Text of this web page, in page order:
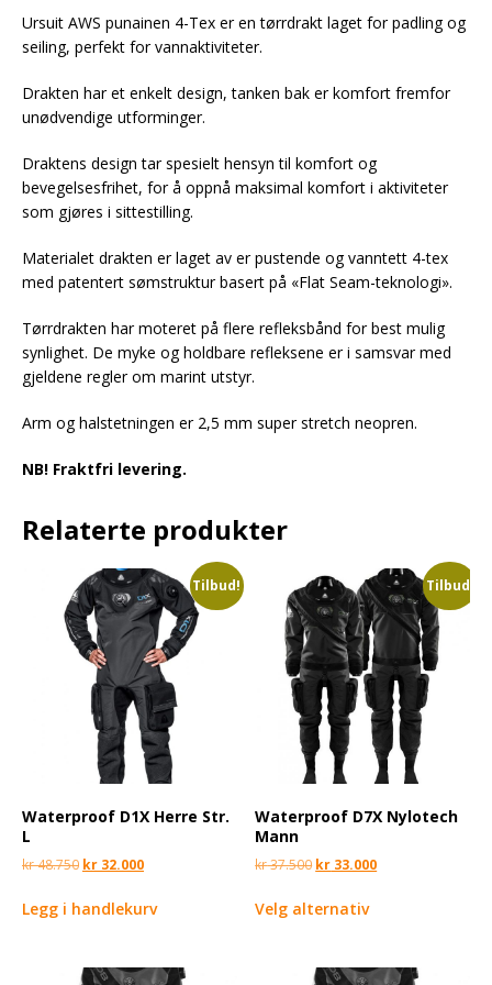
‎Ursuit AWS punainen 4-Tex er en tørrdrakt laget for padling og
seiling, perfekt for vannaktiviteter.
Drakten har et enkelt design, tanken bak er komfort fremfor
unødvendige utforminger.
Draktens design tar spesielt hensyn til komfort og
bevegelsesfrihet, for å oppnå maksimal komfort i aktiviteter
som gjøres i sittestilling. ‎‎
Materialet drakten er laget av er pustende og vanntett 4-tex
med patentert sømstruktur basert på «Flat Seam-teknologi».
Tørrdrakten har moteret på flere refleksbånd for best mulig
synlighet. De myke og holdbare refleksene er i samsvar med
gjeldene regler om marint utstyr. ‎‎
Arm og halstetningen er 2,5 mm super stretch neopren.
NB! Fraktfri levering.
Relaterte produkter
Tilbud!
Waterproof D1X Herre Str.
L
kr48.750 kr 32.000
Legg i handlekurv
Tilbud!
Waterproof D7X Nylotech
Mann
kr37.500 kr 33.000
Velg alternativ